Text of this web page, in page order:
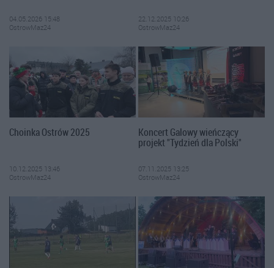
04.05.2026 15:48
OstrowMaz24
22.12.2025 10:26
OstrowMaz24
Choinka Ostrów 2025
10.12.2025 13:46
OstrowMaz24
Koncert Galowy wieńczący
projekt "Tydzień dla Polski"
07.11.2025 13:25
OstrowMaz24